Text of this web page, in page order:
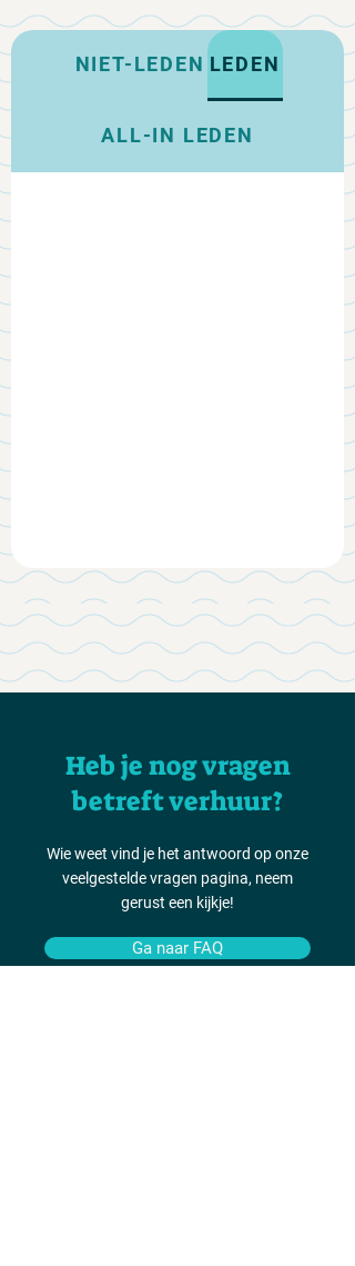
NIET-LEDEN LEDEN
ALL-IN LEDEN
Heb je nog vragen
betreft verhuur?
Wie weet vind je het antwoord op onze
veelgestelde vragen pagina, neem
gerust een kijkje!
Ga naar FAQ